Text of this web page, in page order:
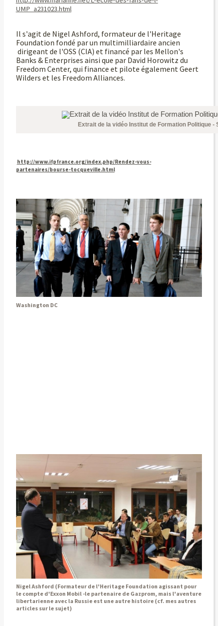
UMP_a231023.html
Il s'agit de Nigel Ashford, formateur de l'Heritage
Foundation fondé par un multimilliardaire ancien
dirigeant de l'OSS (CIA) et financé par les Mellon's
Banks & Enterprises ainsi que par David Horowitz du
Freedom Center, qui finance et pilote également Geert
Wilders et les Freedom Alliances.
Extrait de la vidéo Institut de Formation Politique -
http://www.ifpfrance.org/index.php/Rendez-vous-
partenaires/bourse-tocqueville.html
Washington DC
Nigel Ashford (Formateur de l'Heritage Foundation agissant pour
le compte d'Exxon Mobil -le partenaire de Gazprom, mais l'aventure
libertarienne avec la Russie est une autre histoire (cf. mes autres
articles sur le sujet)